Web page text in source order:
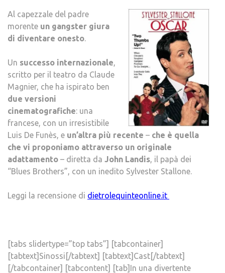
Al capezzale del padre
morente un gangster giura
di diventare onesto.
Un successo internazionale,
scritto per il teatro da Claude
Magnier, che ha ispirato ben
due versioni
cinematografiche: una
francese, con un irresistibile
Luis De Funès, e un’altra più recente – che è quella
che vi proponiamo attraverso un originale
adattamento – diretta da John Landis, il papà dei
“Blues Brothers”, con un inedito Sylvester Stallone.
Leggi la recensione di dietrolequinteonline.it
[tabs slidertype=”top tabs”] [tabcontainer]
[tabtext]Sinossi[/tabtext] [tabtext]Cast[/tabtext]
[/tabcontainer] [tabcontent] [tab]In una divertente